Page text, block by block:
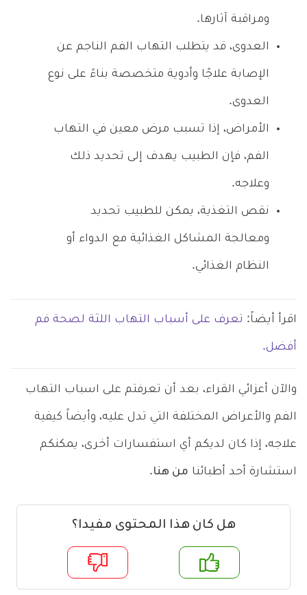
ومراقبة آثارها.
العدوى، قد يتطلب التهاب الفم الناجم عن
الإصابة علاجًا وأدوية متخصصة بناءً على نوع
العدوى.
الأمراض، إذا تسبب مرض معين في التهاب
الفم، فإن الطبيب يهدف إلى تحديد ذلك
وعلاجه.
نقص التغذية، يمكن للطبيب تحديد
ومعالجة المشاكل الغذائية مع الدواء أو
النظام الغذائي.
اقرأ أيضاً: تعرف على أسباب التهاب اللثة لصحة فم
أفضل.
والآن أعزائي القراء، بعد أن تعرفتم على اسباب التهاب
الفم والأعراض المختلفة التي تدل عليه، وأيضاً كيفية
علاجه، إذا كان لديكم أي استفسارات أخرى، يمكنكم
استشارة أحد أطبائنا من هنا.
هل كان هذا المحتوى مفيدا؟
لا